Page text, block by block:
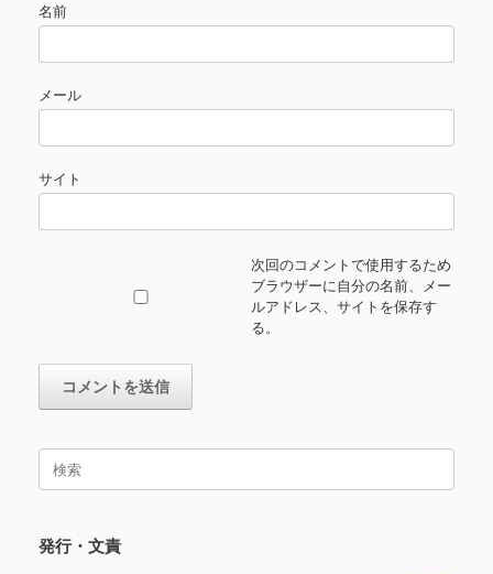
名前
メール
サイト
次回のコメントで使用するため
ブラウザーに自分の名前、メー
ルアドレス、サイトを保存す
る。
発行・文責